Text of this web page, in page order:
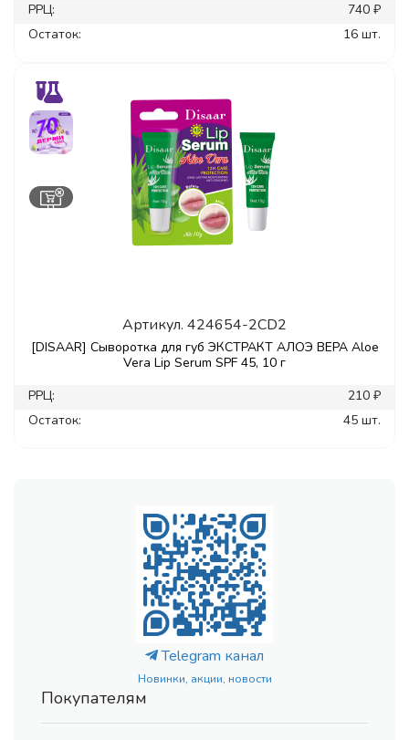
РРЦ:
740 ₽
Остаток:
16 шт.
Артикул. 424654-2CD2
[DISAAR] Сыворотка для губ ЭКСТРАКТ АЛОЭ ВЕРА Aloe
Vera Lip Serum SPF 45, 10 г
РРЦ:
210 ₽
Остаток:
45 шт.
Telegram канал
Новинки, акции, новости
Покупателям